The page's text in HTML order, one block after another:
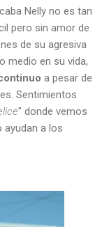
Nelly no es tan
pero sin amor de
de su agresiva
medio en su vida,
a pesar de
Sentimientos
" donde vemos
ayudan a los